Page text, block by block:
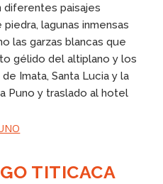
diferentes paisajes
lagunas inmensas
las garzas blancas que
gélido del altiplano y los
Imata, Santa Lucia y la
Puno y traslado al hotel
TITICACA